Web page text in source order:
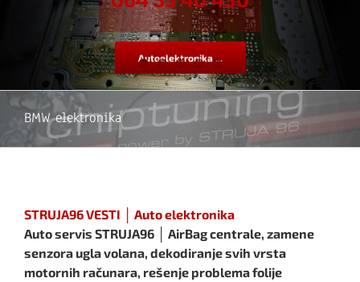
Autoelektronika ...
BMW elektronika
STRUJA96 VESTI │ Auto elektronika
Auto servis STRUJA96 │ AirBag centrale, zamene
senzora ugla volana, dekodiranje svih vrsta
motornih računara, rešenje problema folije